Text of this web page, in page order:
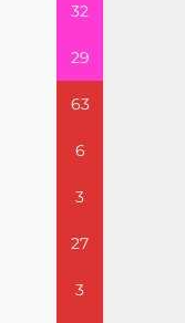
32
29
63
6
3
27
3